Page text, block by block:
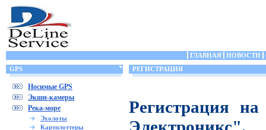
ГЛАВНАЯ НОВОСТИ
GPS
Носимые GPS
Экшн-камеры
Река-море
Эхолоты
Картплоттеры
РЕГИСТРАЦИЯ
Регистрация